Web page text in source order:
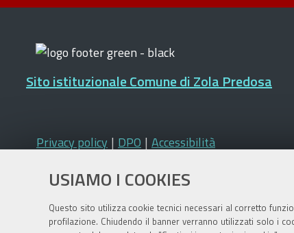
USIAMO I COOKIES
Questo sito utilizza cookie tecnici necessari al corretto
profilazione. Chiudendo il banner verranno utilizzati solo i
Sito istituzionale Comune di Zola Predosa
Privacy policy | DPO | Accessibilità